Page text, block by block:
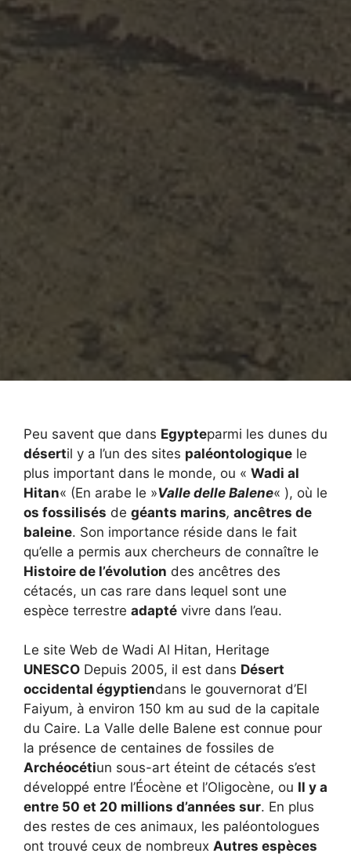
Peu savent que dans Egypteparmi les dunes du
désertil y a l’un des sites paléontologique le
plus important dans le monde, ou « Wadi al
Hitan« (En arabe le »Valle delle Balene« ), où le
os fossilisés de géants marins, ancêtres de
baleine. Son importance réside dans le fait
qu’elle a permis aux chercheurs de connaître le
Histoire de l’évolution des ancêtres des
cétacés, un cas rare dans lequel sont une
espèce terrestre adapté vivre dans l’eau.
Le site Web de Wadi Al Hitan, Heritage
UNESCO Depuis 2005, il est dans Désert
occidental égyptiendans le gouvernorat d’El
Faiyum, à environ 150 km au sud de la capitale
du Caire. La Valle delle Balene est connue pour
la présence de centaines de fossiles de
Archéocétiun sous-art éteint de cétacés s’est
développé entre l’Éocène et l’Oligocène, ou Il y a
entre 50 et 20 millions d’années sur. En plus
des restes de ces animaux, les paléontologues
ont trouvé ceux de nombreux Autres espèces